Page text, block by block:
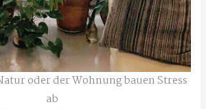
oder der Wohnung bauen Stress
ab